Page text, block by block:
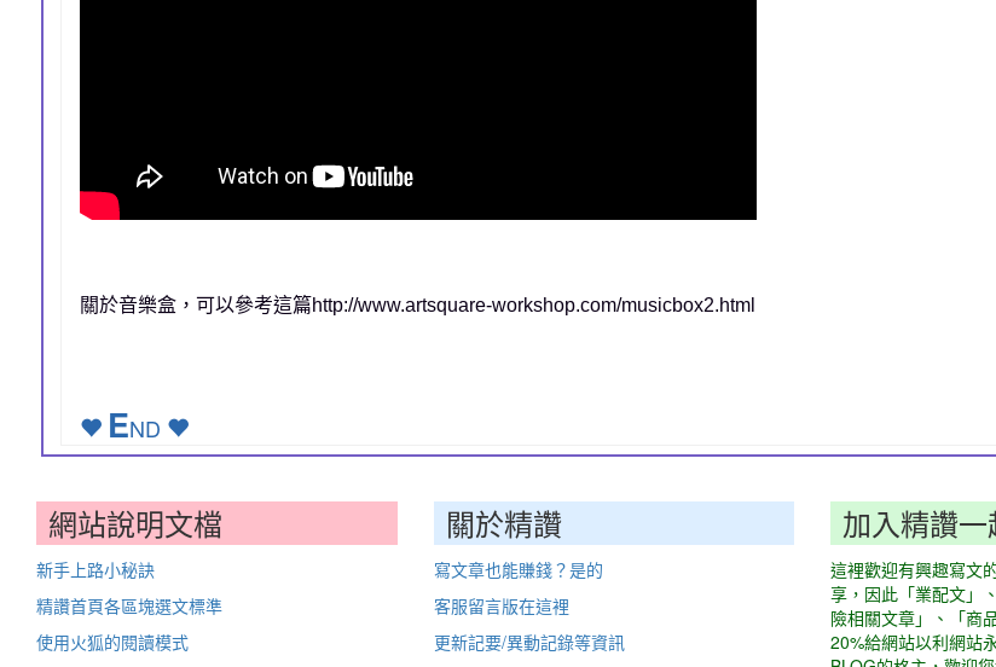
關於音樂盒，可以參考這篇http://www.artsquare-workshop.com/musicbox2.html
END
網站說明文檔
新手上路小秘訣
精讚首頁各區塊選文標準
使用火狐的閱讀模式
關於精讚
寫文章也能賺錢？是的
客服留言版在這裡
更新記要/異動記錄等資訊
加入精讚
這裡歡迎有興趣寫文
享，因此「業配文」
險相關文章」、「商
20%給網站以利網站